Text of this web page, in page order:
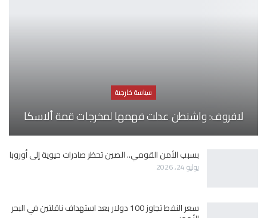
سياسة خارجية
لافروف: واشنطن عدلت فهمها لمخرجات قمة ألاسكا
بسبب الأمن القومي.. الصين تحظر صادرات حيوية إلى أوروبا
يوليو 24, 2026
سعر النفط تجاوز 100 دولار بعد استهداف ناقلتين في البحر